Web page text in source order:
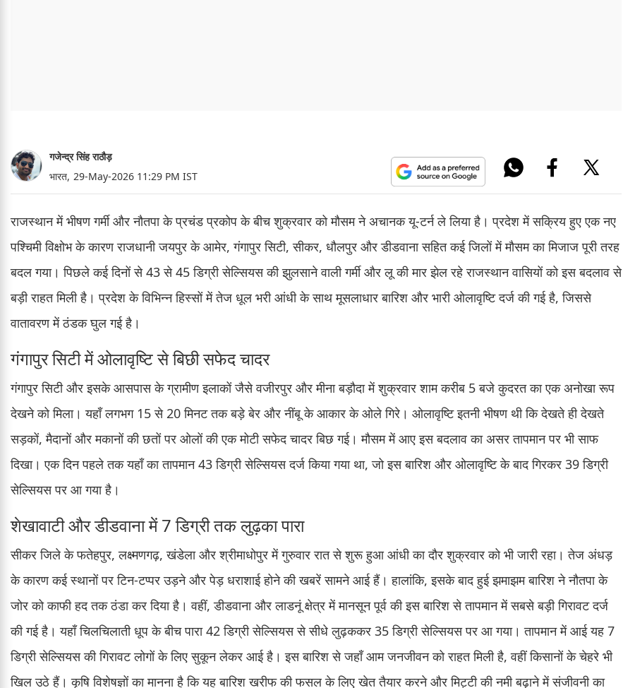
गजेन्द्र सिंह राठौड़
भारत, 29-May-2026 11:29 PM IST
राजस्थान में भीषण गर्मी और नौतपा के प्रचंड प्रकोप के बीच शुक्रवार को मौसम ने अचानक यू-टर्न ले लिया है। प्रदेश में सक्रिय हुए एक नए
पश्चिमी विक्षोभ के कारण राजधानी जयपुर के आमेर, गंगापुर सिटी, सीकर, धौलपुर और डीडवाना सहित कई जिलों में मौसम का मिजाज पूरी तरह
बदल गया। पिछले कई दिनों से 43 से 45 डिग्री सेल्सियस की झुलसाने वाली गर्मी और लू की मार झेल रहे राजस्थान वासियों को इस बदलाव से
बड़ी राहत मिली है। प्रदेश के विभिन्न हिस्सों में तेज धूल भरी आंधी के साथ मूसलाधार बारिश और भारी ओलावृष्टि दर्ज की गई है, जिससे
वातावरण में ठंडक घुल गई है।
गंगापुर सिटी में ओलावृष्टि से बिछी सफेद चादर
गंगापुर सिटी और इसके आसपास के ग्रामीण इलाकों जैसे वजीरपुर और मीना बड़ौदा में शुक्रवार शाम करीब 5 बजे कुदरत का एक अनोखा रूप
देखने को मिला। यहाँ लगभग 15 से 20 मिनट तक बड़े बेर और नींबू के आकार के ओले गिरे। ओलावृष्टि इतनी भीषण थी कि देखते ही देखते
सड़कों, मैदानों और मकानों की छतों पर ओलों की एक मोटी सफेद चादर बिछ गई। मौसम में आए इस बदलाव का असर तापमान पर भी साफ
दिखा। एक दिन पहले तक यहाँ का तापमान 43 डिग्री सेल्सियस दर्ज किया गया था, जो इस बारिश और ओलावृष्टि के बाद गिरकर 39 डिग्री
सेल्सियस पर आ गया है।
शेखावाटी और डीडवाना में 7 डिग्री तक लुढ़का पारा
सीकर जिले के फतेहपुर, लक्ष्मणगढ़, खंडेला और श्रीमाधोपुर में गुरुवार रात से शुरू हुआ आंधी का दौर शुक्रवार को भी जारी रहा। तेज अंधड़
के कारण कई स्थानों पर टिन-टप्पर उड़ने और पेड़ धराशाई होने की खबरें सामने आई हैं। हालांकि, इसके बाद हुई झमाझम बारिश ने नौतपा के
जोर को काफी हद तक ठंडा कर दिया है। वहीं, डीडवाना और लाडनूं क्षेत्र में मानसून पूर्व की इस बारिश से तापमान में सबसे बड़ी गिरावट दर्ज
की गई है। यहाँ चिलचिलाती धूप के बीच पारा 42 डिग्री सेल्सियस से सीधे लुढ़ककर 35 डिग्री सेल्सियस पर आ गया। तापमान में आई यह 7
डिग्री सेल्सियस की गिरावट लोगों के लिए सुकून लेकर आई है। इस बारिश से जहाँ आम जनजीवन को राहत मिली है, वहीं किसानों के चेहरे भी
खिल उठे हैं। कृषि विशेषज्ञों का मानना है कि यह बारिश खरीफ की फसल के लिए खेत तैयार करने और मिट्टी की नमी बढ़ाने में संजीवनी का